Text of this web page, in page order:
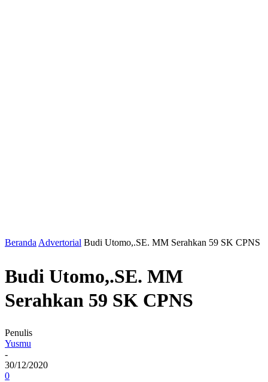
Beranda Advertorial Budi Utomo,.SE. MM Serahkan 59 SK CPNS
Budi Utomo,.SE. MM
Serahkan 59 SK CPNS
Penulis
Yusmu
-
30/12/2020
0